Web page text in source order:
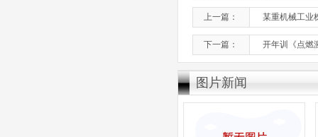
上一篇： 某重机械工业
下一篇： 开年训《点燃
图片新闻